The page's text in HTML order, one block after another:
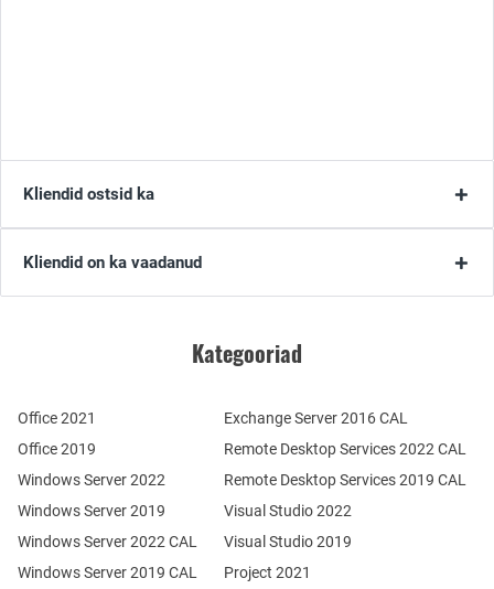
Kliendid ostsid ka
Kliendid on ka vaadanud
Kategooriad
Office 2021
Office 2019
Windows Server 2022
Windows Server 2019
Windows Server 2022 CAL
Windows Server 2019 CAL
Remote Desktop Services 2022 CAL
Remote Desktop Services 2019 CAL
Exchange Server 2016 CAL
Visual Studio 2022
Visual Studio 2019
Project 2021